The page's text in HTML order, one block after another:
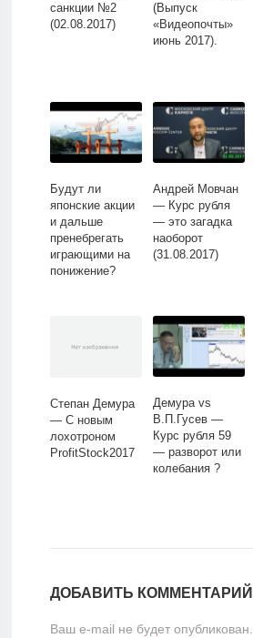
санкции №2
(02.08.2017)
(Выпуск
«Видеопочты»
июнь 2017).
Будут ли
японские акции
и дальше
пренебрегать
играющими на
понижение?
Андрей Мовчан
— Курс рубля
— это загадка
наоборот
(31.08.2017)
Степан Демура
— С новым
лохотроном
ProfitStock2017
Демура vs
В.П.Гусев —
Курс рубля 59
— разворот или
колебания ?
ДОБАВИТЬ КОММЕНТАРИЙ
Ваш e-mail не будет опубликован.